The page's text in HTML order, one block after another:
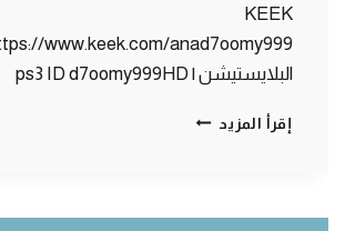
KEEK
البلايستيشن | ps3 ID d7oomy999HD
إقرأ المزيد ماين